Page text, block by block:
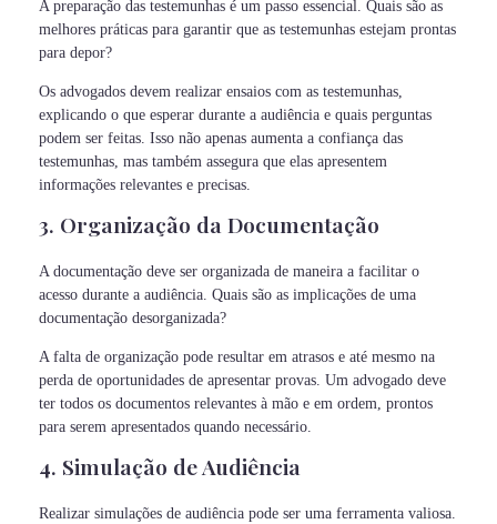
A preparação das testemunhas é um passo essencial. Quais são as
melhores práticas para garantir que as testemunhas estejam prontas
para depor?
Os advogados devem realizar ensaios com as testemunhas,
explicando o que esperar durante a audiência e quais perguntas
podem ser feitas. Isso não apenas aumenta a confiança das
testemunhas, mas também assegura que elas apresentem
informações relevantes e precisas.
3. Organização da Documentação
A documentação deve ser organizada de maneira a facilitar o
acesso durante a audiência. Quais são as implicações de uma
documentação desorganizada?
A falta de organização pode resultar em atrasos e até mesmo na
perda de oportunidades de apresentar provas. Um advogado deve
ter todos os documentos relevantes à mão e em ordem, prontos
para serem apresentados quando necessário.
4. Simulação de Audiência
Realizar simulações de audiência pode ser uma ferramenta valiosa.